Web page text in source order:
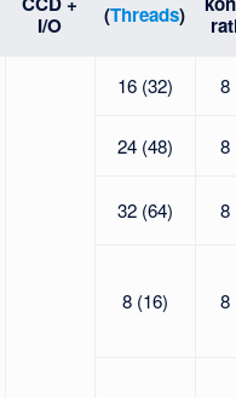
I/O
(Threads)
16 (32) 8
24 (48) 8
32 (64) 8
8 (16) 8